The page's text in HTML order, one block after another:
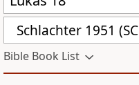
Schlachter 1951
Bible Book List